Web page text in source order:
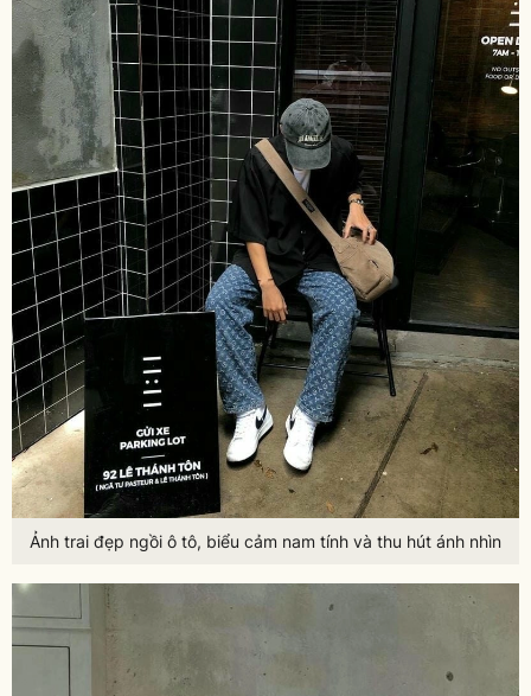
Ảnh trai đẹp ngồi ô tô, biểu cảm nam tính và thu hút ánh nhìn